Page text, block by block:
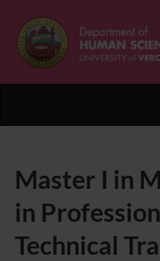
Master I in
in
Technical